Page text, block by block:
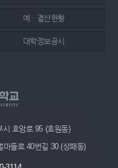
예ㆍ결산현황
대학정보공시
호암로 95 (호원동)
들로 40번길 30 (상패동)